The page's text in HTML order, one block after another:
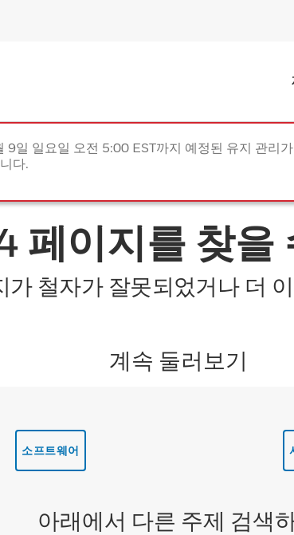
일 일요일 오전 5:00 EST까지 예정된 유지 관리
다.
페이지를 찾을
가 철자가 잘못되었거나 더
계속 둘러보기
소프트웨어
아래에서 다른 주제 검색